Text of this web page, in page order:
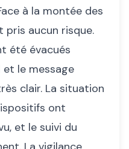
à la montée des
pris aucun risque.
été évacués
le message
clair. La situation
ont
et le suivi du